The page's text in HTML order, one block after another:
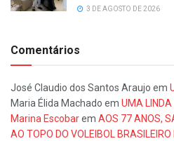
3 DE AGOSTO DE 2026
Comentários
José Claudio dos Santos Araujo em
Maria Élida Machado em UMA LINDA
Marina Escobarem AOS 77 ANOS,
AO TOPO DO VOLEIBOL BRASILEIRO